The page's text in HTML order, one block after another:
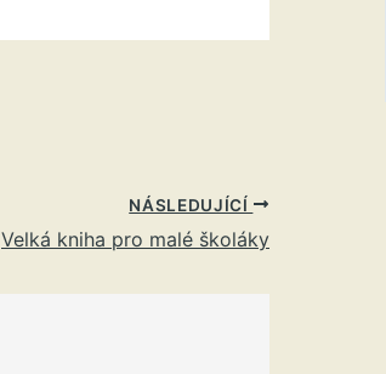
NÁSLEDUJÍCÍ
Velká kniha pro malé školáky